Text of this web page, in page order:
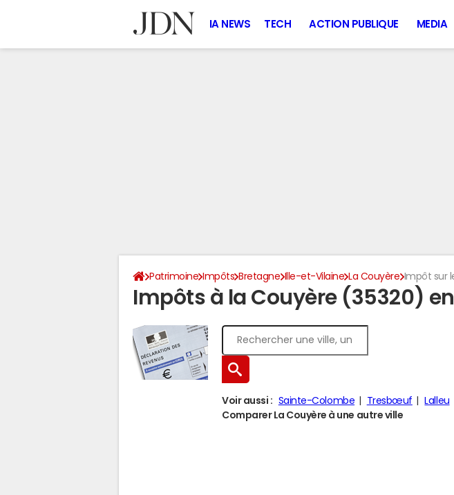
IA NEWS TECH ACTION PUBLIQUE MEDIA
Patrimoine Impôts Bretagne Ille-et-Vilaine La Couyère Impôt sur
Impôts à la Couyère (35320)
Voir aussi : Sainte-Colombe Tresbœuf Lalleu
Comparer La Couyère à une autre ville